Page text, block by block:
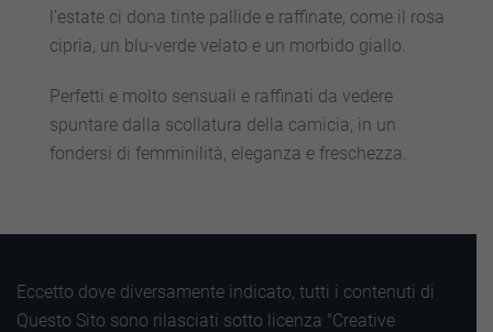
l’estate ci dona tinte pallide e raffinate, come il rosa
cipria, un blu-verde velato e un morbido giallo.
Perfetti e molto sensuali e raffinati da vedere
spuntare dalla scollatura della camicia, in un
fondersi di femminilità, eleganza e freschezza.
Eccetto dove diversamente indicato, tutti i contenuti di
Questo Sito sono rilasciati sotto licenza "Creative